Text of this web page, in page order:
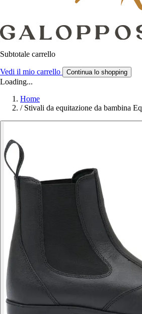
Subtotale carrello
Vedi il mio carrello Continua lo shopping
Loading...
Home
/ Stivali da equitazione da bambina